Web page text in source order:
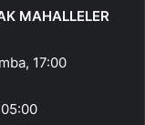
MAHALLELER
17:00